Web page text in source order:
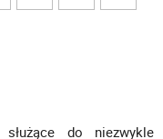
do niezwykle